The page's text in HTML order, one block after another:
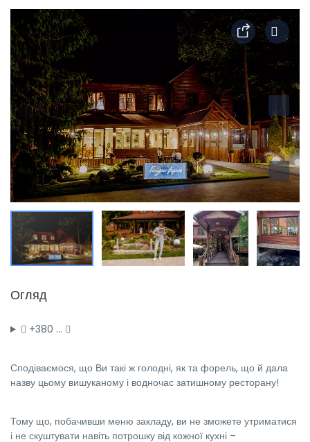
Огляд
+380 …
Сподіваємося, що Ви такі ж голодні, як та форель, що й дала
назву цьому вишуканому і водночас затишному ресторану!
Тому що, побачивши меню закладу, ви не зможете утриматися
і не скуштувати навіть потрошку від кожної кухні –